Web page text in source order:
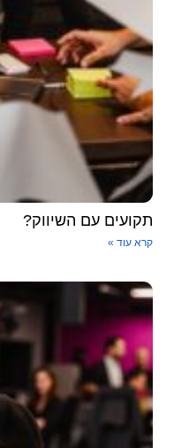
עם השיווק?
עוד »